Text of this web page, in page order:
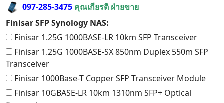
097-285-3475 คุณเกียรติ ฝ่ายขาย
Finisar SFP Synology NAS:
Finisar 1.25G 1000BASE-LR 10km SFP Transceiver
Finisar 1.25G 1000BASE-SX 850nm Duplex 550m SFP
Transceiver
Finisar 1000Base-T Copper SFP Transceiver Module
Finisar 10GBASE-LR 10km 1310nm SFP+ Optical